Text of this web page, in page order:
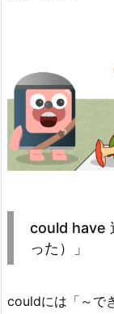
could have
った）」
couldには「～で